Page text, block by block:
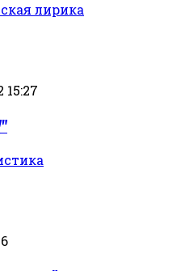
лирика